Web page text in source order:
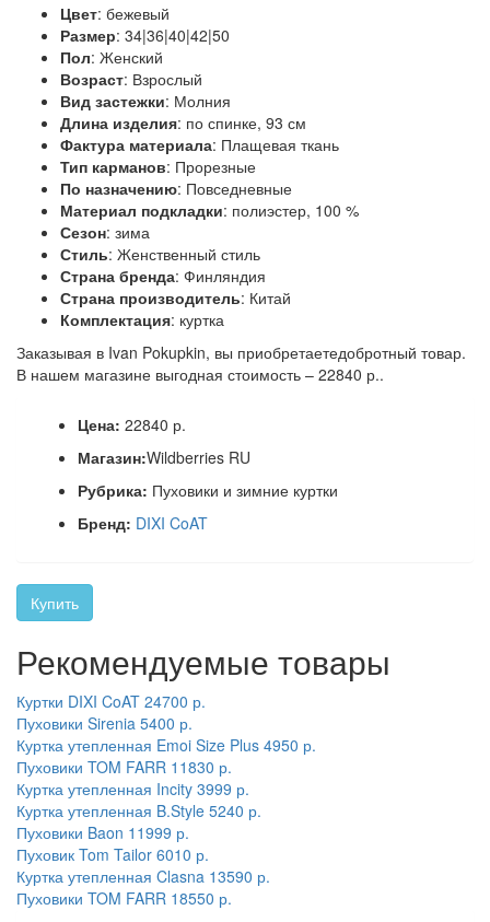
Цвет: бежевый
Размер: 34|36|40|42|50
Пол: Женский
Возраст: Взрослый
Вид застежки: Молния
Длина изделия: по спинке, 93 см
Фактура материала: Плащевая ткань
Тип карманов: Прорезные
По назначению: Повседневные
Материал подкладки: полиэстер, 100 %
Сезон: зима
Стиль: Женственный стиль
Страна бренда: Финляндия
Страна производитель: Китай
Комплектация: куртка
Заказывая в Ivan Pokupkin, вы приобретаетедобротный товар.
В нашем магазине выгодная стоимость – 22840 р..
Цена: 22840 р.
Магазин:Wildberries RU
Рубрика: Пуховики и зимние куртки
Бренд: DIXI CoAT
Купить
Рекомендуемые товары
Куртки DIXI CoAT 24700 р.
Пуховики Sirenia 5400 р.
Куртка утепленная Emoi Size Plus 4950 р.
Пуховики TOM FARR 11830 р.
Куртка утепленная Incity 3999 р.
Куртка утепленная B.Style 5240 р.
Пуховики Baon 11999 р.
Пуховик Tom Tailor 6010 р.
Куртка утепленная Clasna 13590 р.
Пуховики TOM FARR 18550 р.